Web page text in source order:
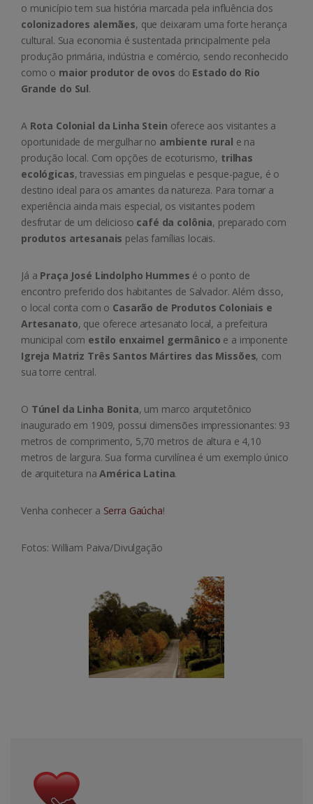
o município tem sua história marcada pela influência dos
colonizadores alemães, que deixaram uma forte herança
cultural. Sua economia é sustentada principalmente pela
produção primária, indústria e comércio, sendo reconhecido
como o maior produtor de ovos do Estado do Rio
Grande do Sul.
A Rota Colonial da Linha Stein oferece aos visitantes a
oportunidade de mergulhar no ambiente rural e na
produção local. Com opções de ecoturismo, trilhas
ecológicas, travessias em pinguelas e pesque-pague, é o
destino ideal para os amantes da natureza. Para tornar a
experiência ainda mais especial, os visitantes podem
desfrutar de um delicioso café da colônia, preparado com
produtos artesanais pelas famílias locais.
Já a Praça José Lindolpho Hummes é o ponto de
encontro preferido dos habitantes de Salvador. Além disso,
o local conta com o Casarão de Produtos Coloniais e
Artesanato, que oferece artesanato local, a prefeitura
municipal com estilo enxaimel germânico e a imponente
Igreja Matriz Três Santos Mártires das Missões, com
sua torre central.
O Túnel da Linha Bonita, um marco arquitetônico
inaugurado em 1909, possui dimensões impressionantes: 93
metros de comprimento, 5,70 metros de altura e 4,10
metros de largura. Sua forma curvilínea é um exemplo único
de arquitetura naAmérica Latina.
Venha conhecer a Serra Gaúcha!
Fotos: William Paiva/Divulgação